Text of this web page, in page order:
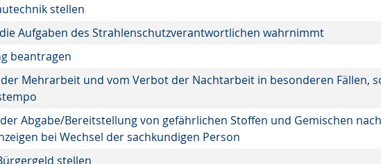
stellen
Aufgaben des Strahlenschutzverantwortlichen wahrnimmt
beantragen
Mehrarbeit und vom Verbot der Nachtarbeit in besonderen Fällen,
Abgabe/Bereitstellung von gefährlichen Stoffen und Gemischen nach
bei Wechsel der sachkundigen Person
stellen